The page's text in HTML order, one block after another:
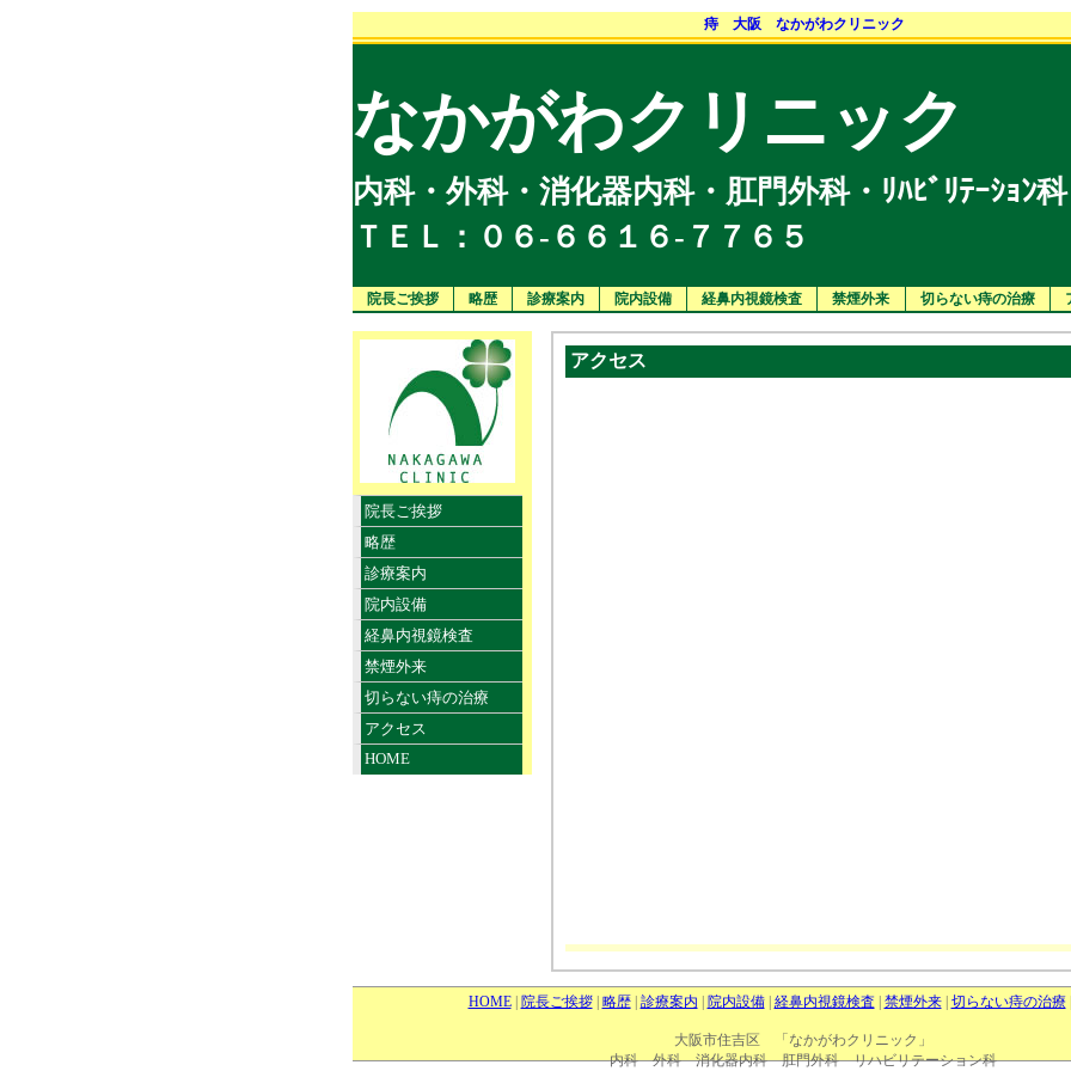
痔 大阪 なかがわクリニック
なかがわクリニック
内科・外科・消化器内科・肛門外科・ﾘﾊﾋﾞﾘﾃｰｼｮﾝ科
ＴＥＬ：０６-６６１６-７７６５
院長ご挨拶 略歴 診療案内 院内設備 経鼻内視鏡検査 禁煙外来 切らない痔の治療
院長ご挨拶
略歴
診療案内
院内設備
経鼻内視鏡検査
禁煙外来
切らない痔の治療
アクセス
HOME
アクセス
HOME| 院長ご挨拶| 略歴| 診療案内 | 院内設備| 経鼻内視鏡検査 | 禁煙外来| 切らない痔の治療|
大阪市住吉区 「なかがわクリニック」
内科 外科 消化器内科 肛門外科 リハビリテーション科